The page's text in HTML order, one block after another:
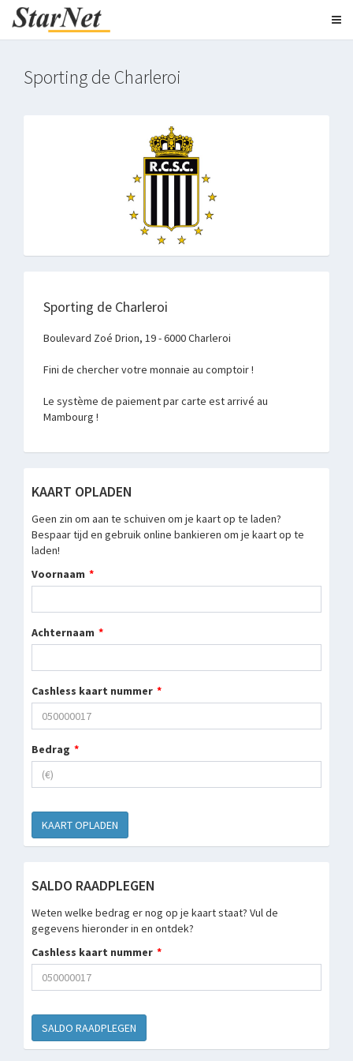
Sporting de Charleroi
Sporting de Charleroi
Boulevard Zoé Drion, 19 - 6000 Charleroi
Fini de chercher votre monnaie au comptoir !
Le système de paiement par carte est arrivé au
Mambourg !
KAART OPLADEN
Geen zin om aan te schuiven om je kaart op te laden?
Bespaar tijd en gebruik online bankieren om je kaart op te
laden!
Voornaam
Achternaam
Cashless kaart nummer
Bedrag
SALDO RAADPLEGEN
Weten welke bedrag er nog op je kaart staat? Vul de
gegevens hieronder in en ontdek?
Cashless kaart nummer